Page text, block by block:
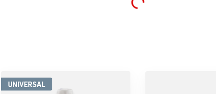
Loading...
UNIVERSAL